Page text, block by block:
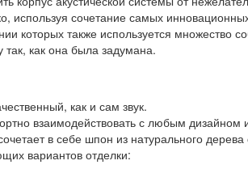
используя сочетание самых
которых также используется множество
как она была задумана.
как и сам звук.
взаимодействовать с любым дизайном
в себе шпон из натурального дерева
вариантов отделки: